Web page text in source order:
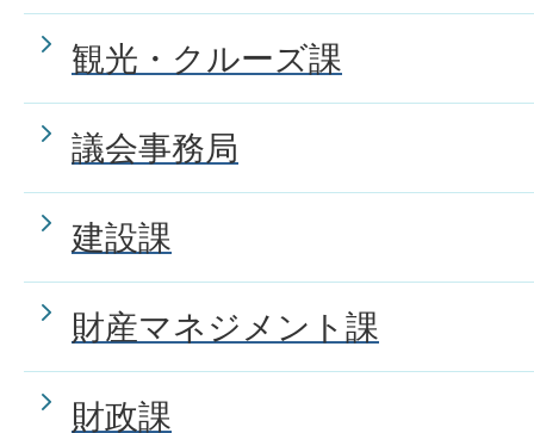
観光・クルーズ課
議会事務局
建設課
財産マネジメント課
財政課